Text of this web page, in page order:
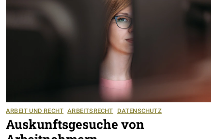
ARBEIT UND RECHT ARBEITSRECHT DATENSCHUTZ
Auskunftsgesuche von